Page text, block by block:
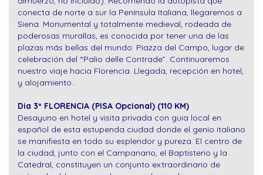
conecta de norte a sur la Península Italiana, llegaremos a
Siena. Monumental y totalmente medieval, rodeada de
poderosas murallas, es conocida por tener una de las
plazas más bellas del mundo: Piazza del Campo, lugar de
celebración del “Palio delle Contrade”. Continuaremos
nuestro viaje hacia Florencia. Llegada, recepción en hotel,
y alojamiento..
Dia 3º FLORENCIA (PISA Opcional) (110 KM)
Desayuno en hotel y visita privada con guia local en
español de esta estupenda ciudad donde el genio italiano
se manifiesta en todo su esplendor y pureza. El centro de
la ciudad, junto con el Campanario, el Baptisterio y la
Catedral, constituyen un conjunto extraordinario de